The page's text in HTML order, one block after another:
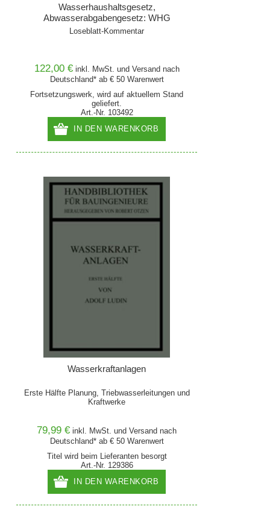
Wasserhaushaltsgesetz,
Abwasserabgabengesetz: WHG
Loseblatt-Kommentar
122,00 € inkl. MwSt. und Versand nach
Deutschland* ab € 50 Warenwert
Fortsetzungswerk, wird auf aktuellem Stand
geliefert.
Art.-Nr. 103492
IN DEN WARENKORB
Wasserkraftanlagen
Erste Hälfte Planung, Triebwasserleitungen und
Kraftwerke
79,99 € inkl. MwSt. undVersand nach
Deutschland* ab € 50 Warenwert
Titel wird beim Lieferanten besorgt
Art.-Nr. 129386
IN DEN WARENKORB